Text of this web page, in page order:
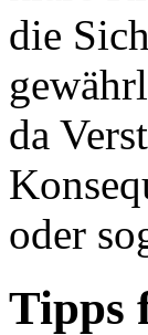
die
da
oder
Tipps